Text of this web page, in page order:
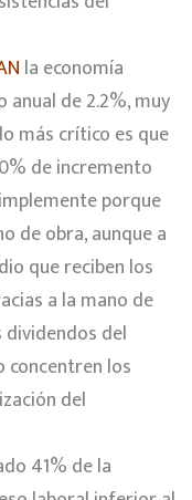
la economía
de 2.2%, muy
más crítico es que
de incremento
porque
de obra, aunque a
que reciben los
a la mano de
del
los
del
41% de la